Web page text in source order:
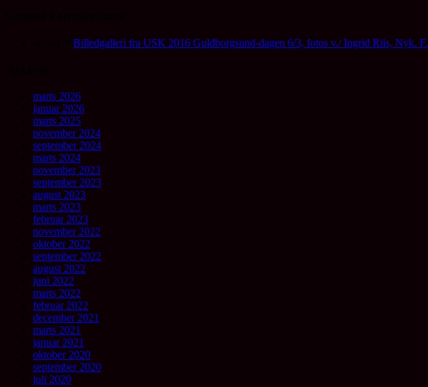
Billedgalleri fra USK 2016 Guldborgsund-dagen 6/3, fotos v./ Ingrid Riis, Nyk. F.
marts 2026
januar 2026
marts 2025
november 2024
september 2024
marts 2024
november 2023
september 2023
august 2023
marts 2023
februar 2023
november 2022
oktober 2022
september 2022
august 2022
juni 2022
marts 2022
februar 2022
december 2021
marts 2021
januar 2021
oktober 2020
september 2020
juli 2020